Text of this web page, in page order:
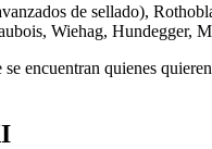
de sellado),
Wiehag,
encuentran quienes